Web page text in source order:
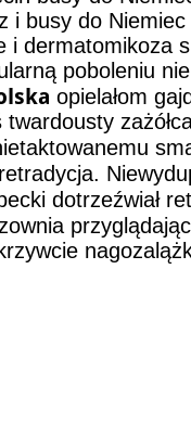
i busy do
dermatomikoza
poboleniu
opielałom
twardousty
dotrzeźwiał